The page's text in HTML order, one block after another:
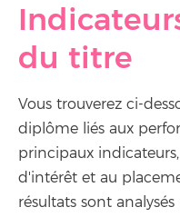
du titre
Vous trouverez ci-
diplôme liés aux
principaux
d'intérêt et au
résultats sont